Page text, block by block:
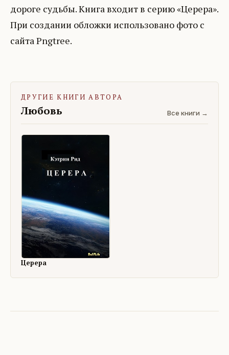
дороге судьбы. Книга входит в серию «Церера».
При создании обложки использовано фото с
сайта Pngtree.
ДРУГИЕ КНИГИ АВТОРА
Любовь Все книги →
Церера